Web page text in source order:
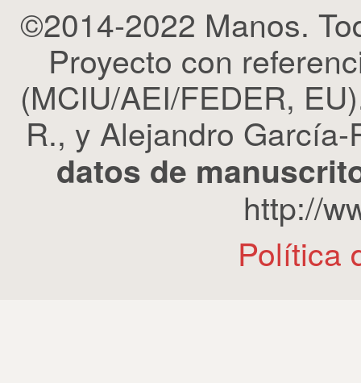
©2014-2022 Manos.
Proyecto con
(MCIU/AEI/FEDER,
R., y Alejandro
datos de
http://
Política